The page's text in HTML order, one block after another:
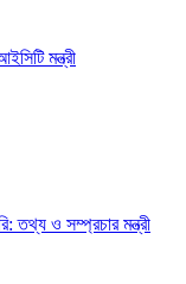
মন্ত্রী
তথ্য ও সম্প্রচার মন্ত্রী